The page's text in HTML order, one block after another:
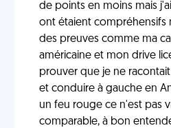
de points en moins mais
ont étaient compréhensifs
des preuves comme ma
américaine et mon drive
prouver que je ne
et conduire à gauche en
un feu rouge ce n'est pas
comparable, à bon